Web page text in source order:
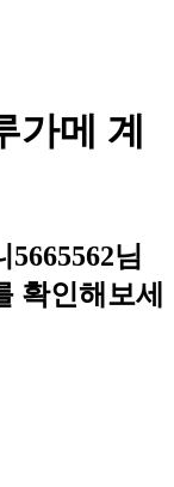
가메 계
님
확인해보세